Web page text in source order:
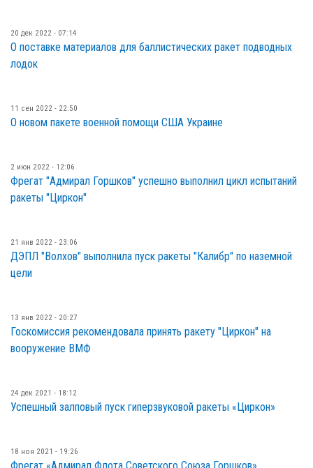
20 дек 2022 - 07:14
О поставке материалов для баллистических ракет подводных
лодок
11 сен 2022 - 22:50
О новом пакете военной помощи США Украине
2 июн 2022 - 12:06
Фрегат "Адмирал Горшков" успешно выполнил цикл испытаний
ракеты "Циркон"
21 янв 2022 - 23:06
ДЭПЛ "Волхов" выполнила пуск ракеты "Калибр" по наземной
цели
13 янв 2022 - 20:27
Госкомиссия рекомендовала принять ракету "Циркон" на
вооружение ВМФ
24 дек 2021 - 18:12
Успешный залповый пуск гиперзвуковой ракеты «Циркон»
18 ноя 2021 - 19:26